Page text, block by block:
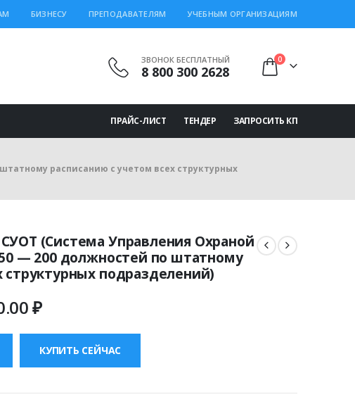
БИЗНЕСУ ПРЕПОДАВАТЕЛЯМ УЧЕБНЫМ ОРГАНИЗАЦИЯМ
ЗВОНОК БЕСПЛАТНЫЙ
8 800 300 2628
0
ПРАЙС-ЛИСТ ТЕНДЕР ЗАПРОСИТЬ КП
расписанию с учетом всех структурных
(Система Управления Охраной
— 200 должностей по штатному
структурных подразделений)
₽.
₽Текущая
230000.00 ₽.
КУПИТЬ СЕЙЧАС